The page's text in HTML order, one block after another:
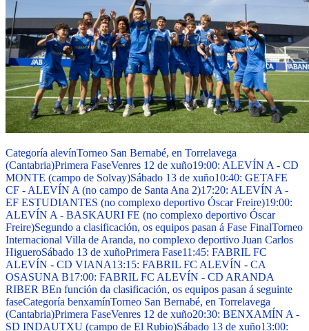
Categoría alevínTorneo San Bernabé, en Torrelavega
(Cantabria)Primera FaseVenres 12 de xuño19:00: ALEVÍN A - CD
MONTE (campo de Solvay)Sábado 13 de xuño10:40: GETAFE
CF - ALEVÍN A (no campo de Santa Ana 2)17:20: ALEVÍN A -
EF ESTUDIANTES (no complexo deportivo Óscar Freire)19:00:
ALEVÍN A - BASKAURI FE (no complexo deportivo Óscar
Freire)Segundo a clasificación, os equipos pasan á Fase FinalTorneo
Internacional Villa de Aranda, no complexo deportivo Juan Carlos
HigueroSábado 13 de xuñoPrimera Fase11:45: FABRIL FC
ALEVÍN - CD VIANA13:15: FABRIL FC ALEVÍN - CA
OSASUNA B17:00: FABRIL FC ALEVÍN - CD ARANDA
RIBER BEn función da clasificación, os equipos pasan á seguinte
faseCategoría benxamínTorneo San Bernabé, en Torrelavega
(Cantabria)Primera FaseVenres 12 de xuño20:30: BENXAMÍN A -
SD INDAUTXU (campo de El Rubio)Sábado 13 de xuño13:00: